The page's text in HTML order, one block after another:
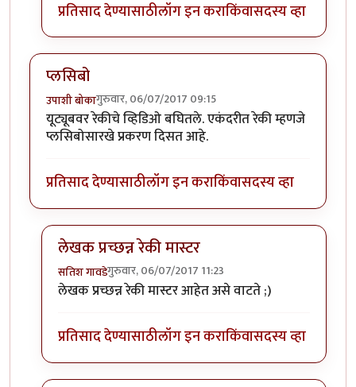
प्रतिसाद देण्यासाठीलॉग इन कराकिंवासदस्य व्हा
प्लसिबो
उपाशी बोकागुरुवार, 06/07/2017 09:15
यूट्यूबवर रेकीचे व्हिडिओ बघितले. एकंदरीत रेकी म्हणजे
प्लसिबोसारखे प्रकरण दिसत आहे.
प्रतिसाद देण्यासाठीलॉग इन कराकिंवासदस्य व्हा
लेखक प्रच्छन्न रेकी मास्टर
सतिश गावडेगुरुवार, 06/07/2017 11:23
In reply toप्लसिबोbyउपाशी बोका
लेखक प्रच्छन्न रेकी मास्टर आहेत असे वाटते ;)
प्रतिसाद देण्यासाठीलॉग इन कराकिंवासदस्य व्हा